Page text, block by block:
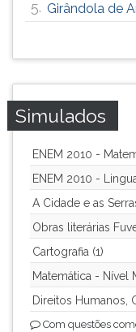
5. Girândola de
Simulados
ENEM 2010 -
ENEM 2010 -
A Cidade e as
Obras literárias
Cartografia (1)
Matemática - Nível
Direitos Humanos,
Com questões